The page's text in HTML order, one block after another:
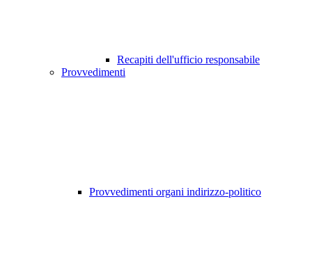
Recapiti dell'ufficio responsabile
Provvedimenti
Provvedimenti organi indirizzo-politico